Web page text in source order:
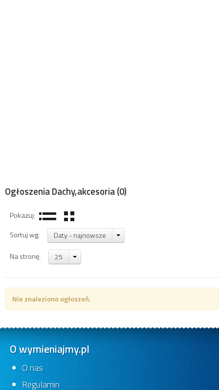
Ogłoszenia Dachy,akcesoria(0)
Pokazuj:
Sortuj wg:
Daty - najnowsze
Na stronę: 25
Nie znaleziono ogłoszeń.
O wymieniajmy.pl
O nas
Regulamin